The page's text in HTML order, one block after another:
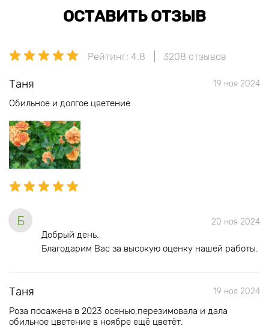
ОСТАВИТЬ ОТЗЫВ
Рейтинг: 4.8 3208 отзывов
Таня 19 ноя 2024
Обильное и долгое цветение
Б 20 ноя 2024
Добрый день.
Благодарим Вас за высокую оценку нашей работы.
Таня 19 ноя 2024
Роза посажена в 2023 осенью,перезимовала и дала
обильное цветение в ноябре ещё цветёт.